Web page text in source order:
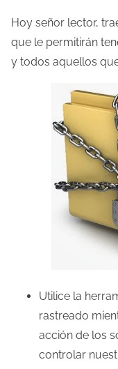
rHoy señor lector,
que le permitirán
y todos aquellos
Utilice la
rastreado
acción de los
controlar